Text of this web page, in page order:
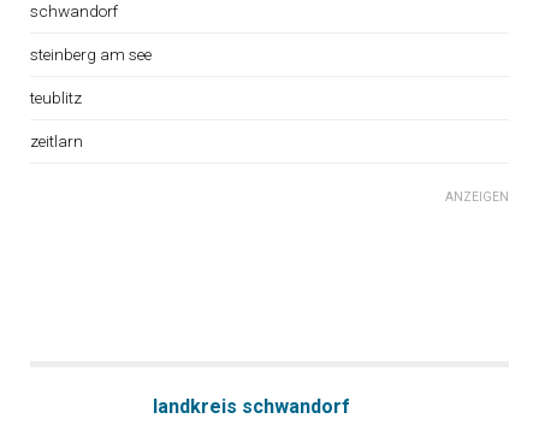
schwandorf
steinberg am see
teublitz
zeitlarn
ANZEIGEN
landkreis schwandorf